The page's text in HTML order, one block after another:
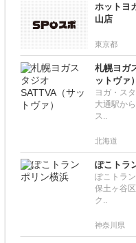
ホットヨ
山店
東京都
札幌ヨガ
ットヴァ）
ヨガ・ス
大通駅か
ス..
北海道
ぽこトラ
ぽこトラ
保土ヶ谷
ク..
神奈川県